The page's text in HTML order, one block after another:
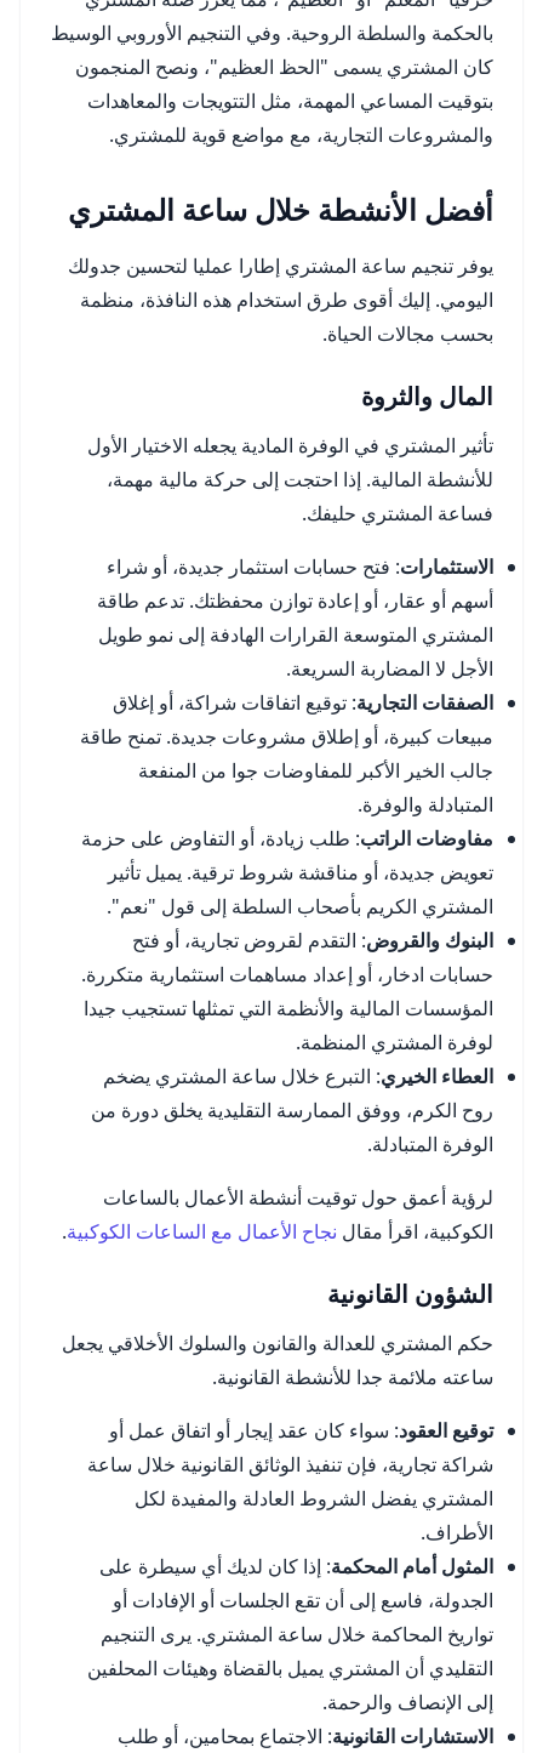
بالحكمة والسلطة الروحية. وفي التنجيم الأوروبي الوسيط
كان المشتري يسمى "الحظ العظيم"، ونصح المنجمون
بتوقيت المساعي المهمة، مثل التتويجات والمعاهدات
والمشروعات التجارية، مع مواضع قوية للمشتري.
أفضل الأنشطة خلال ساعة المشتري
يوفر تنجيم ساعة المشتري إطارا عمليا لتحسين جدولك
اليومي. إليك أقوى طرق استخدام هذه النافذة، منظمة
بحسب مجالات الحياة.
المال والثروة
تأثير المشتري في الوفرة المادية يجعله الاختيار الأول
للأنشطة المالية. إذا احتجت إلى حركة مالية مهمة،
فساعة المشتري حليفك.
الاستثمارات: فتح حسابات استثمار جديدة، أو شراء
أسهم أو عقار، أو إعادة توازن محفظتك. تدعم طاقة
المشتري المتوسعة القرارات الهادفة إلى نمو طويل
الأجل لا المضاربة السريعة.
الصفقات التجارية: توقيع اتفاقات شراكة، أو إغلاق
مبيعات كبيرة، أو إطلاق مشروعات جديدة. تمنح طاقة
جالب الخير الأكبر للمفاوضات جوا من المنفعة
المتبادلة والوفرة.
مفاوضات الراتب: طلب زيادة، أو التفاوض على حزمة
تعويض جديدة، أو مناقشة شروط ترقية. يميل تأثير
المشتري الكريم بأصحاب السلطة إلى قول "نعم".
البنوك والقروض: التقدم لقروض تجارية، أو فتح
حسابات ادخار، أو إعداد مساهمات استثمارية متكررة.
المؤسسات المالية والأنظمة التي تمثلها تستجيب جيدا
لوفرة المشتري المنظمة.
العطاء الخيري: التبرع خلال ساعة المشتري يضخم
روح الكرم، ووفق الممارسة التقليدية يخلق دورة من
الوفرة المتبادلة.
لرؤية أعمق حول توقيت أنشطة الأعمال بالساعات
الكوكبية، اقرأ مقال نجاح الأعمال مع الساعات الكوكبية.
الشؤون القانونية
حكم المشتري للعدالة والقانون والسلوك الأخلاقي يجعل
ساعته ملائمة جدا للأنشطة القانونية.
توقيع العقود: سواء كان عقد إيجار أو اتفاق عمل أو
شراكة تجارية، فإن تنفيذ الوثائق القانونية خلال ساعة
المشتري يفضل الشروط العادلة والمفيدة لكل
الأطراف.
المثول أمام المحكمة: إذا كان لديك أي سيطرة على
الجدولة، فاسع إلى أن تقع الجلسات أو الإفادات أو
تواريخ المحاكمة خلال ساعة المشتري. يرى التنجيم
التقليدي أن المشتري يميل بالقضاة وهيئات المحلفين
إلى الإنصاف والرحمة.
الاستشارات القانونية: الاجتماع بمحامين، أو طلب